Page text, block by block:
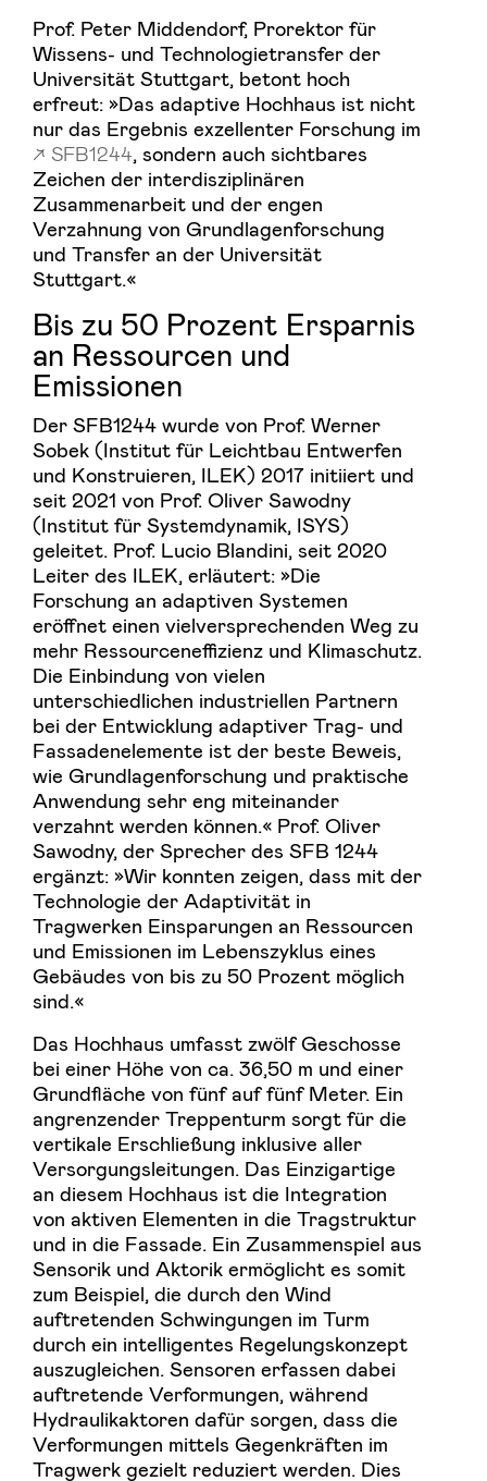
Prof. Peter Middendorf, Prorektor für
Wissens- und Technologietransfer der
Universität Stuttgart, betont hoch
erfreut: »Das adaptive Hochhaus ist nicht
nur das Ergebnis exzellenter Forschung im
SFB1244, sondern auch sichtbares
Zeichen der interdisziplinären
Zusammenarbeit und der engen
Verzahnung von Grundlagenforschung
und Transfer an der Universität
Stuttgart.«
Bis zu 50 Prozent Ersparnis
an Ressourcen und
Emissionen
Der SFB1244 wurde von Prof. Werner
Sobek (Institut für Leichtbau Entwerfen
und Konstruieren, ILEK) 2017 initiiert und
seit 2021 von Prof. Oliver Sawodny
(Institut für Systemdynamik, ISYS)
geleitet. Prof. Lucio Blandini, seit 2020
Leiter des ILEK, erläutert: »Die
Forschung an adaptiven Systemen
eröffnet einen vielversprechenden Weg zu
mehr Ressourceneffizienz und Klimaschutz.
Die Einbindung von vielen
unterschiedlichen industriellen Partnern
bei der Entwicklung adaptiver Trag- und
Fassadenelemente ist der beste Beweis,
wie Grundlagenforschung und praktische
Anwendung sehr eng miteinander
verzahnt werden können.« Prof. Oliver
Sawodny, der Sprecher des SFB 1244
ergänzt: »Wir konnten zeigen, dass mit der
Technologie der Adaptivität in
Tragwerken Einsparungen an Ressourcen
und Emissionen im Lebenszyklus eines
Gebäudes von bis zu 50 Prozent möglich
sind.«
Das Hochhaus umfasst zwölf Geschosse
bei einer Höhe von ca. 36,50 m und einer
Grundfläche von fünf auf fünf Meter. Ein
angrenzender Treppenturm sorgt für die
vertikale Erschließung inklusive aller
Versorgungsleitungen. Das Einzigartige
an diesem Hochhaus ist die Integration
von aktiven Elementen in die Tragstruktur
und in die Fassade. Ein Zusammenspiel aus
Sensorik und Aktorik ermöglicht es somit
zum Beispiel, die durch den Wind
auftretenden Schwingungen im Turm
durch ein intelligentes Regelungskonzept
auszugleichen. Sensoren erfassen dabei
auftretende Verformungen, während
Hydraulikaktoren dafür sorgen, dass die
Verformungen mittels Gegenkräften im
Tragwerk gezielt reduziert werden. Dies